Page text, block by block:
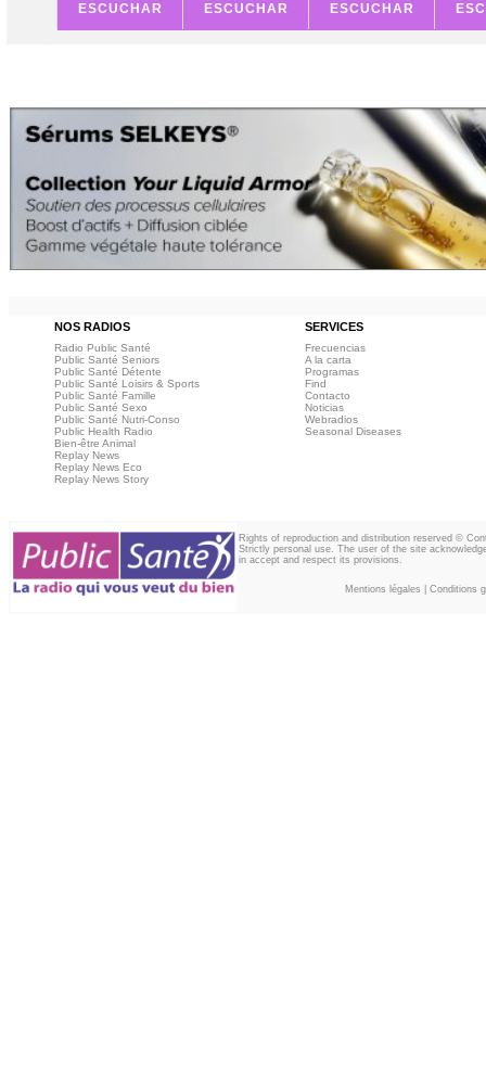
ESCUCHAR ESCUCHAR ESCUCHAR
NOS RADIOS SERVICES
Radio Public Santé
Public Santé Seniors
Public Santé Détente
Public Santé Loisirs & Sports
Public Santé Famille
Public Santé Sexo
Public Santé Nutri-Conso
Public Health Radio
Bien-être Animal
Replay News
Replay News Eco
Replay News Story
Frecuencias
A la carta
Programas
Find
Contacto
Noticias
Webradios
Seasonal Diseases
Rights of reproduction and distribution reserved ©
Strictly personal use. The user of the site
in accept and respect its provisions.
Mentions légales Conditions